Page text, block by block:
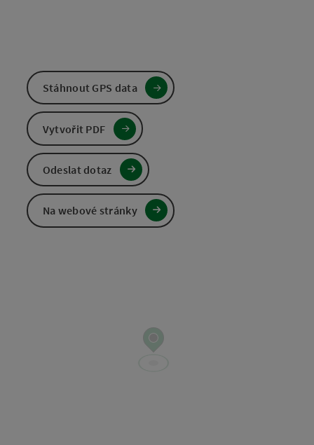
Stáhnout GPS data
Vytvořit PDF
Odeslat dotaz
Na webové stránky